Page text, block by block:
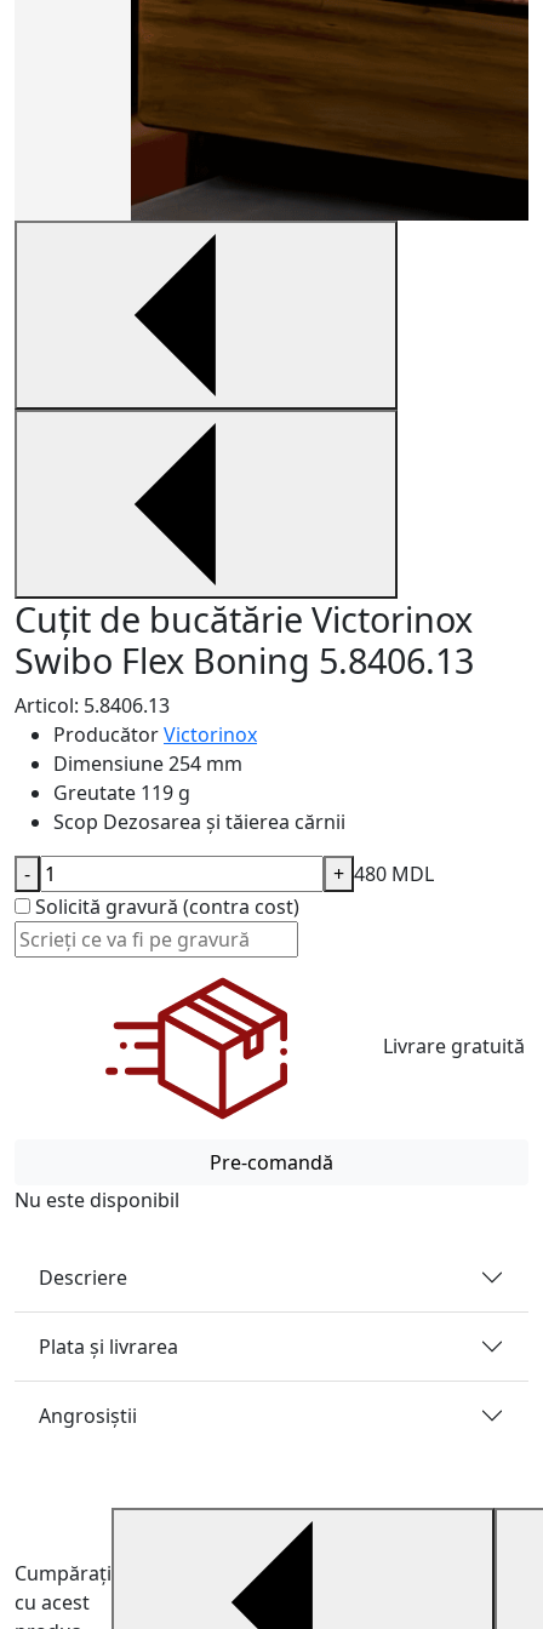
Cuțit de bucătărie Victorinox
Swibo Flex Boning 5.8406.13
Articol: 5.8406.13
ProducătorVictorinox
Dimensiune254 mm
Greutate 119 g
Scop Dezosarea și tăierea cărnii
480 MDL
Solicită gravură (contra cost)
- +
Livrare gratuită
Pre-comandă
Nu este disponibil
Descriere
Plata și livrarea
Angrosiştii
Cumpărați
cu acest